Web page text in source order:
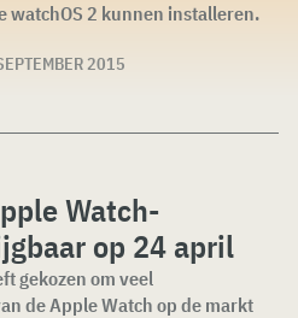
watchOS 2 kunnen installeren.
2015
Watch-
op 24 april
gekozen om veel
de Apple Watch op de markt